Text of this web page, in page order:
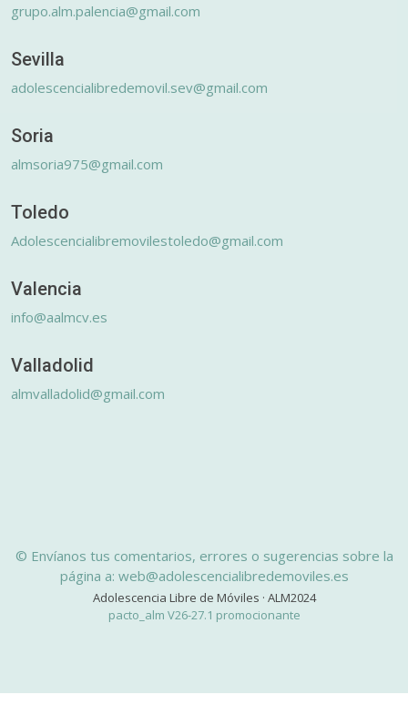
grupo.alm.palencia@gmail.com
Sevilla
adolescencialibredemovil.sev@gmail.com
Soria
almsoria975@gmail.com
Toledo
Adolescencialibremovilestoledo@gmail.com
Valencia
info@aalmcv.es
Valladolid
almvalladolid@gmail.com
© Envíanos tus comentarios, errores o sugerencias sobre la
página a: web@adolescencialibredemoviles.es
Adolescencia Libre de Móviles · ALM2024
pacto_alm V26-27.1 promocionante